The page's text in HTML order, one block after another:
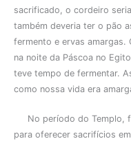
sacrificado, o cordeiro
também deveria ter o pão
fermento e ervas amargas.
na noite da Páscoa no
teve tempo de fermentar.
como nossa vida era
No período do Templo,
para oferecer sacrifícios